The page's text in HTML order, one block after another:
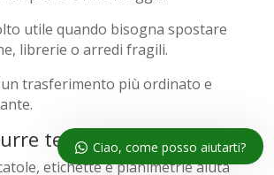
utile quando bisogna spostare
librerie o arredi fragili.
trasferimento più ordinato e
tempi e stress
etichette e planimetrie aiuta
Ciao, come posso aiutarti?